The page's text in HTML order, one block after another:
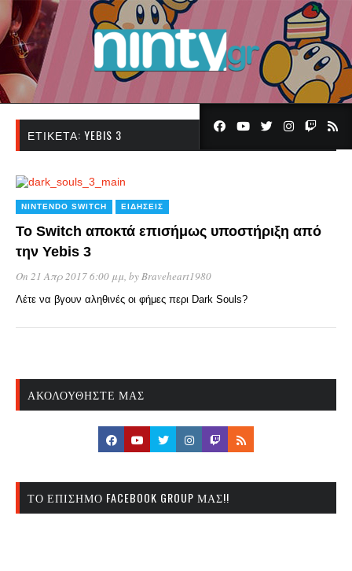
ΕΤΙΚΈΤΑ: YEBIS 3
NINTENDO SWITCH ΕΙΔΉΣΕΙΣ
To Switch αποκτά επισήμως υποστήριξη από
την Yebis 3
On 21 Απρ 2017 6:00 μμ, byBraveheart1980
Λέτε να βγουν αληθινές οι φήμες περι Dark Souls?
ΑΚΟΛΟΥΘΉΣΤΕ ΜΑΣ
ΤΟ ΕΠΊΣΗΜΟ FACEBOOK GROUP ΜΑΣ!!